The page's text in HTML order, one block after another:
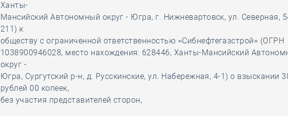
Ханты-
Мансийский Автономный округ - Югра, г. Нижневартовск, ул. Северная,
211) к
обществу с ограниченной ответственностью «Сибнефтегазстрой» (ОГРН
1038900946028, место нахождения: 628446, Ханты-Мансийский
округ -
Югра, Сургутский р-н, д. Русскинские, ул. Набережная, 4-1) о взыскании
рублей 00 копеек,
без участия представителей сторон,